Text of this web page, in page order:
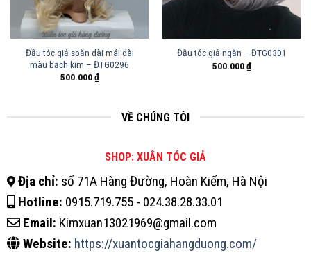
Đầu tóc giả soăn dài mái dài
màu bạch kim – ĐTG0296
500.000₫
Đầu tóc giả ngắn – ĐTG0301
500.000₫
VỀ CHÚNG TÔI
SHOP: XUÂN TÓC GIẢ
Địa chỉ: số 71A Hàng Đường, Hoàn Kiếm, Hà Nội
Hotline: 0915.719.755 - 024.38.28.33.01
Email: Kimxuan13021969@gmail.com
Website: https://xuantocgiahangduong.com/